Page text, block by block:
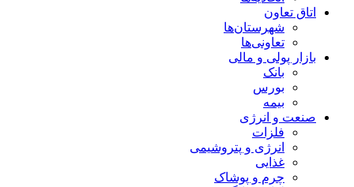
اتاق تعاون
شهرستان‌ها
تعاونی‌ها
بازار پولی و مالی
بانک
بورس
بیمه
صنعت و انرژی
فلزات
انرژی و پتروشیمی
غذایی
چرم و پوشاک